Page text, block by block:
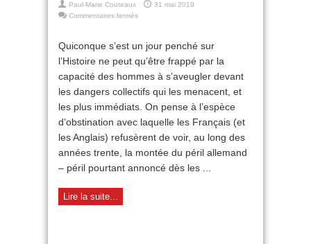
Paul-Marie Couteaux
31 mai 2019
Commentaires fermés
bienheureuses
Quiconque s’est un jour penché sur
l’Histoire ne peut qu’être frappé par la
capacité des hommes à s’aveugler devant
les dangers collectifs qui les menacent, et
les plus immédiats. On pense à l’espèce
d’obstination avec laquelle les Français (et
les Anglais) refusèrent de voir, au long des
années trente, la montée du péril allemand
– péril pourtant annoncé dès les ...
Lire la suite...